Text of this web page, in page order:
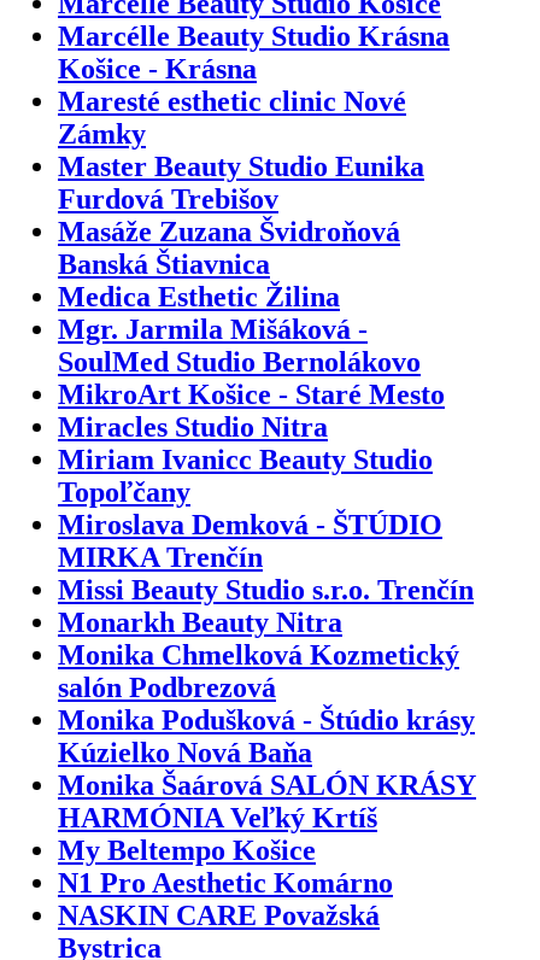
Marcélle Beauty Studio Krásna
Košice - Krásna
Maresté esthetic clinic Nové
Zámky
Master Beauty Studio Eunika
Furdová Trebišov
Masáže Zuzana Švidroňová
Banská Štiavnica
Medica Esthetic Žilina
Mgr. Jarmila Mišáková -
SoulMed Studio Bernolákovo
MikroArt Košice - Staré Mesto
Miracles Studio Nitra
Miriam Ivanicc Beauty Studio
Topoľčany
Miroslava Demková - ŠTÚDIO
MIRKA Trenčín
Missi Beauty Studio s.r.o. Trenčín
Monarkh Beauty Nitra
Monika Chmelková Kozmetický
salón Podbrezová
Monika Podušková - Štúdio krásy
Kúzielko Nová Baňa
Monika Šaárová SALÓN KRÁSY
HARMÓNIA Veľký Krtíš
My Beltempo Košice
N1 Pro Aesthetic Komárno
NASKIN CARE Považská
Bystrica